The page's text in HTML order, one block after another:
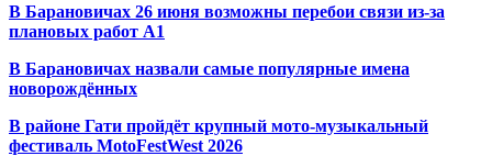
В Барановичах 26 июня возможны перебои связи из-за
плановых работ A1
В Барановичах назвали самые популярные имена
новорождённых
В районе Гати пройдёт крупный мото-музыкальный
фестиваль MotoFestWest 2026